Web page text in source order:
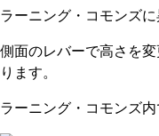
ラーニング・コモンズ
側面のレバーで高さを
ります。
ラーニング・コモンズ